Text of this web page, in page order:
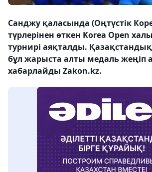
Санджу қаласында (Оңтүстік
түрлерінен өткен Korea Open
турнирі аяқталды.
бұл жарыста алты медаль жеңіп
хабарлайды Zakon.kz.